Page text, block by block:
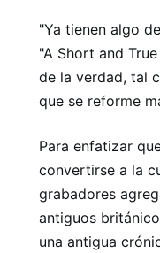
"Ya tienen algo
"A Short and
de la verdad, tal
que se reforme
Para enfatizar
convertirse a la
grabadores
antiguos
una antigua